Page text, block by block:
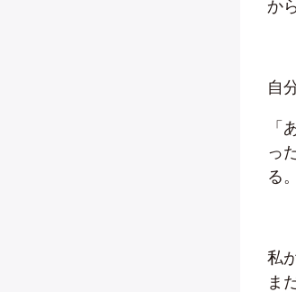
か
自
「
っ
る。
私
ま